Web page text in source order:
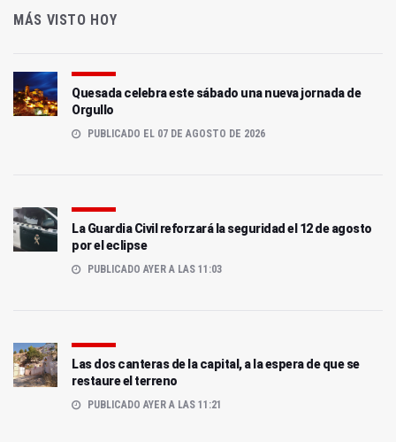
MÁS VISTO HOY
Quesada celebra este sábado una nueva jornada de
Orgullo
PUBLICADO EL 07 DE AGOSTO DE 2026
La Guardia Civil reforzará la seguridad el 12 de agosto
por el eclipse
PUBLICADO AYER A LAS 11:03
Las dos canteras de la capital, a la espera de que se
restaure el terreno
PUBLICADO AYER A LAS 11:21